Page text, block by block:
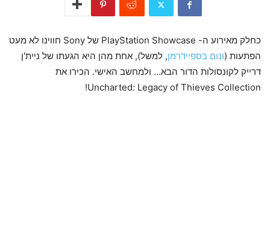
כחלק מאירוע ה- PlayStation Showcase של Sony חווינו לא מעט
הפתעות (ונום בספיידרמן, למשל), אחת מהן היא הגעתו של ניית'ן
דרייק לקונסולות הדור הבא… ולמחשב האישי. הכירו את
Uncharted: Legacy of Thieves Collection!